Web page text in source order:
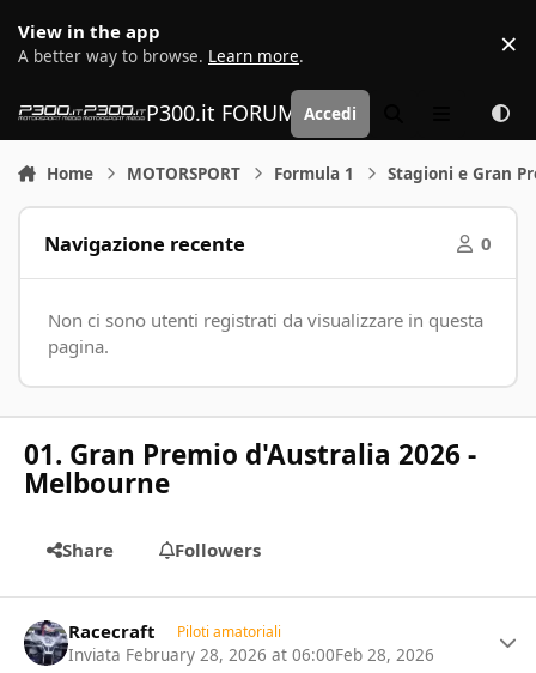
View in the app
A better way to browse. Learn more. ×
P300.it FORUM | Motorsport Media
Accedi
Home MOTORSPORT Formula 1 Stagioni e Gran
Navigazione recente 0
Non ci sono utenti registrati da visualizzare in questa
pagina.
01. Gran Premio d'Australia 2026 -
Melbourne
Share Followers
Racecraft Piloti amatoriali
Inviata February 28, 2026 at 06:00Feb 28, 2026